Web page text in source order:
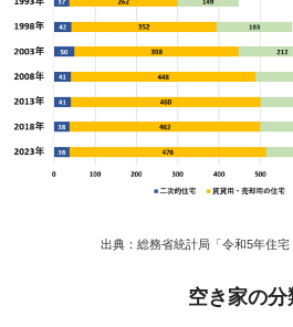
出典： 総務省統計局「令和5年住宅
空き家の分